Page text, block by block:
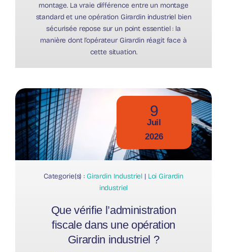
montage. La vraie différence entre un montage
standard et une opération Girardin industriel bien
sécurisée repose sur un point essentiel : la
manière dont l’opérateur Girardin réagit face à
cette situation.
9
Juil
2026
Categorie(s) : Girardin Industriel | Loi Girardin
industriel
Que vérifie l’administration
fiscale dans une opération
Girardin industriel ?